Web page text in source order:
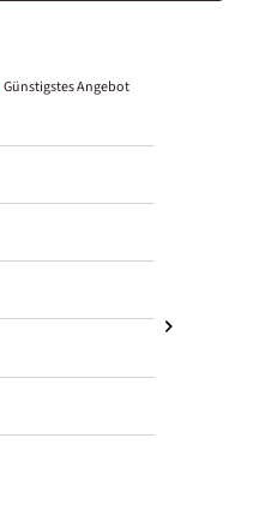
Günstigstes Angebot